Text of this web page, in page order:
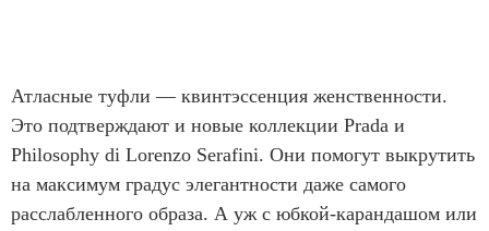
Атласные туфли — квинтэссенция женственности.
Это подтверждают и новые коллекции Prada и
Philosophy di Lorenzo Serafini. Они помогут выкрутить
на максимум градус элегантности даже самого
расслабленного образа. А уж с юбкой-карандашом или